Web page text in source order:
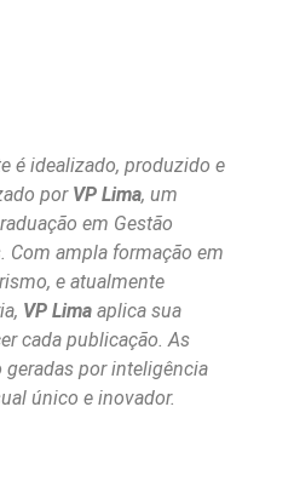
é idealizado, produzido e
por VP Lima, um
em Gestão
Com ampla formação em
e atualmente
VP Lima aplica sua
cada publicação. As
por inteligência
único e inovador.